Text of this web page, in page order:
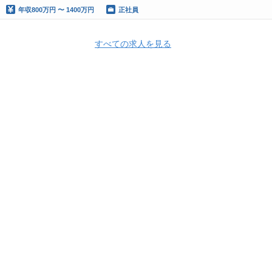
年収800万円 〜 1400万円 正社員
すべての求人を見る